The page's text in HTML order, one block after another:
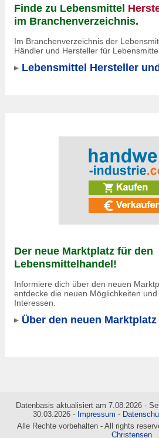
Finde zu Lebensmittel
im Branchenverzeichnis.
Im Branchenverzeichnis der
Händler und Hersteller für
Lebensmittel Hersteller
Der neue Marktplatz für den
Lebensmittelhandel!
Informiere dich über den neuen
entdecke die neuen Möglichkeiten
Interessen.
Über den neuen Marktplatz
Datenbasis aktualisiert am 7.08.2026 -
30.03.2026 - Impressum -
Alle Rechte vorbehalten - All rights
Christensen